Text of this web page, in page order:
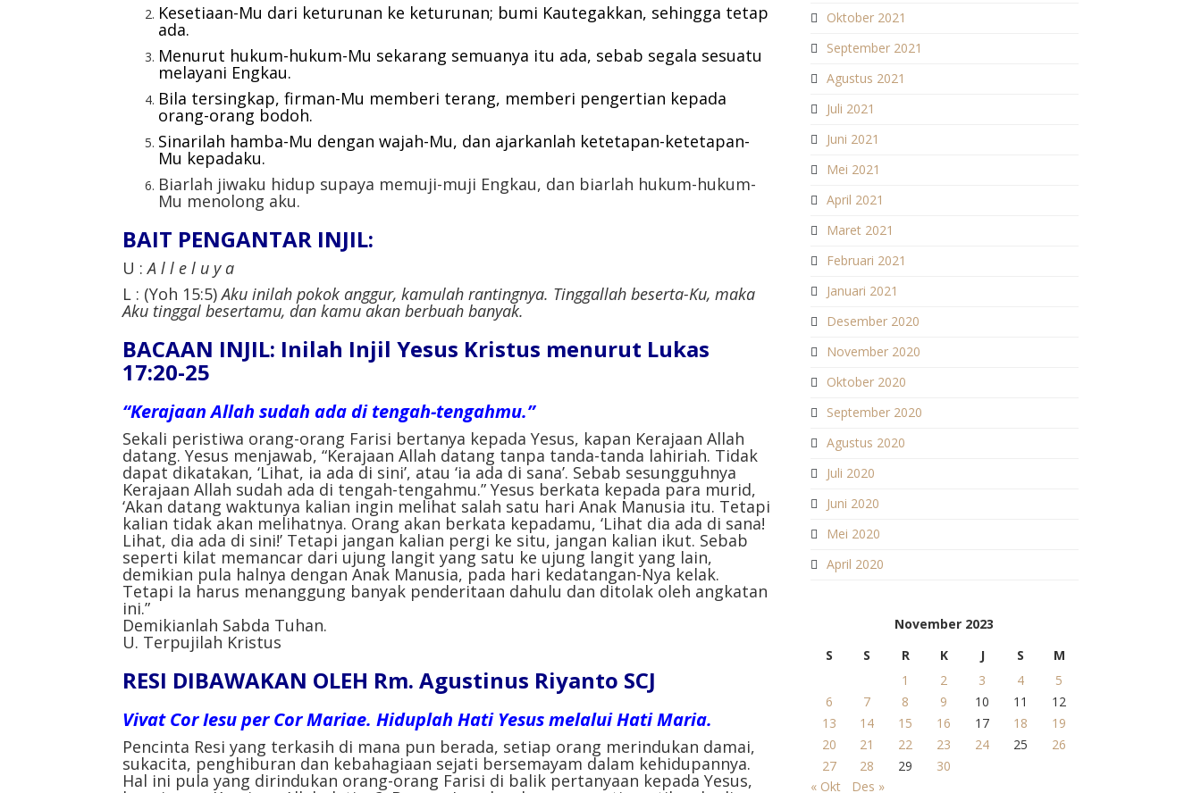
Kesetiaan-Mu dari keturunan ke keturunan; bumi Kautegakkan, sehingga tetap
ada.
Menurut hukum-hukum-Mu sekarang semuanya itu ada, sebab segala sesuatu
melayani Engkau.
Bila tersingkap, firman-Mu memberi terang, memberi pengertian kepada
orang-orang bodoh.
Sinarilah hamba-Mu dengan wajah-Mu, dan ajarkanlah ketetapan-ketetapan-
Mu kepadaku.
Biarlah jiwaku hidup supaya memuji-muji Engkau, dan biarlah hukum-hukum-
Mu menolong aku.
BAIT PENGANTAR INJIL:
U :A l l e l u y a
L : (Yoh 15:5)Aku inilah pokok anggur, kamulah rantingnya. Tinggallah beserta-Ku, maka
Aku tinggal besertamu, dan kamu akan berbuah banyak.
BACAAN INJIL: Inilah Injil Yesus Kristus menurut Lukas
17:20-25
“Kerajaan Allah sudah ada di tengah-tengahmu.”
Sekali peristiwa orang-orang Farisi bertanya kepada Yesus, kapan Kerajaan Allah
datang. Yesus menjawab, “Kerajaan Allah datang tanpa tanda-tanda lahiriah. Tidak
dapat dikatakan, ‘Lihat, ia ada di sini’, atau ‘ia ada di sana’. Sebab sesungguhnya
Kerajaan Allah sudah ada di tengah-tengahmu.” Yesus berkata kepada para murid,
‘Akan datang waktunya kalian ingin melihat salah satu hari Anak Manusia itu. Tetapi
kalian tidak akan melihatnya. Orang akan berkata kepadamu, ‘Lihat dia ada di sana!
Lihat, dia ada di sini!’ Tetapi jangan kalian pergi ke situ, jangan kalian ikut. Sebab
seperti kilat memancar dari ujung langit yang satu ke ujung langit yang lain,
demikian pula halnya dengan Anak Manusia, pada hari kedatangan-Nya kelak.
Tetapi Ia harus menanggung banyak penderitaan dahulu dan ditolak oleh angkatan
ini.”
Demikianlah Sabda Tuhan.
U. Terpujilah Kristus
RESI DIBAWAKAN OLEH Rm. Agustinus Riyanto SCJ
Vivat Cor Iesu per Cor Mariae. Hiduplah Hati Yesus melalui Hati Maria.
Pencinta Resi yang terkasih di mana pun berada, setiap orang merindukan damai,
sukacita, penghiburan dan kebahagiaan sejati bersemayam dalam kehidupannya.
Hal ini pula yang dirindukan orang-orang Farisi di balik pertanyaan kepada Yesus,
Oktober 2021
September 2021
Agustus 2021
Juli 2021
Juni 2021
Mei 2021
April 2021
Maret 2021
Februari 2021
Januari 2021
Desember 2020
November 2020
Oktober 2020
September 2020
Agustus 2020
Juli 2020
Juni 2020
Mei 2020
April 2020
November 2023
S
S R K J S
M
1
2 3 4
5
6
7 8 9 10 11
12
13
14 15 16 17 18
19
20
21 22 23 24 25
26
27
28 29
30
« Okt
Des »